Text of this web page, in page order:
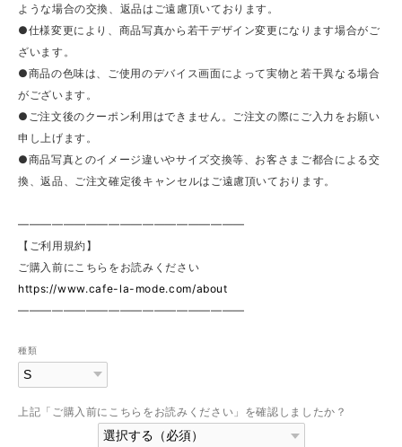
ような場合の交換、返品はご遠慮頂いております。
●仕様変更により、商品写真から若干デザイン変更になります場合がご
ざいます。
●商品の色味は、ご使用のデバイス画面によって実物と若干異なる場合
がございます。
●ご注文後のクーポン利用はできません。ご注文の際にご入力をお願い
申し上げます。
●商品写真とのイメージ違いやサイズ交換等、お客さまご都合による交
換、返品、ご注文確定後キャンセルはご遠慮頂いております。
————————————————————
【ご利用規約】
ご購入前にこちらをお読みください
https://www.cafe-la-mode.com/about
————————————————————
種類
上記「ご購入前にこちらをお読みください」を確認しましたか？